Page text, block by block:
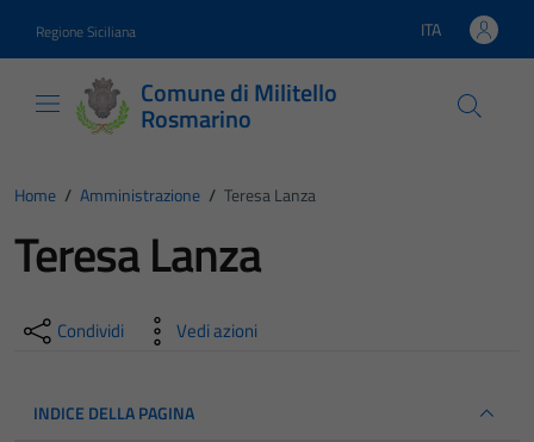
Regione Siciliana Lingua attiva:
ITA
Comune di Militello
Rosmarino
Home / Amministrazione / Teresa Lanza
Teresa Lanza
Condividi Vedi azioni
INDICE DELLA PAGINA